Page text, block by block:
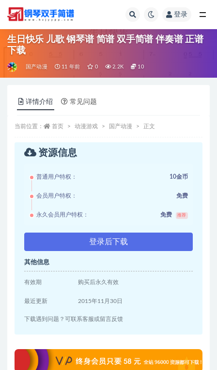
登录
生日快乐 儿歌 钢琴谱 简谱 双手简谱 伴奏谱 正谱
下载
国产动漫 11 年前 0 2.2K 10
详情介绍 常见问题
当前位置： 首页 动漫游戏 国产动漫 正文
资源信息
普通用户特权： 10金币
会员用户特权： 免费
永久会员用户特权： 免费 推荐
登录后下载
其他信息
有效期 购买后永久有效
最近更新 2015年11月30日
下载遇到问题？可联系客服或留言反馈